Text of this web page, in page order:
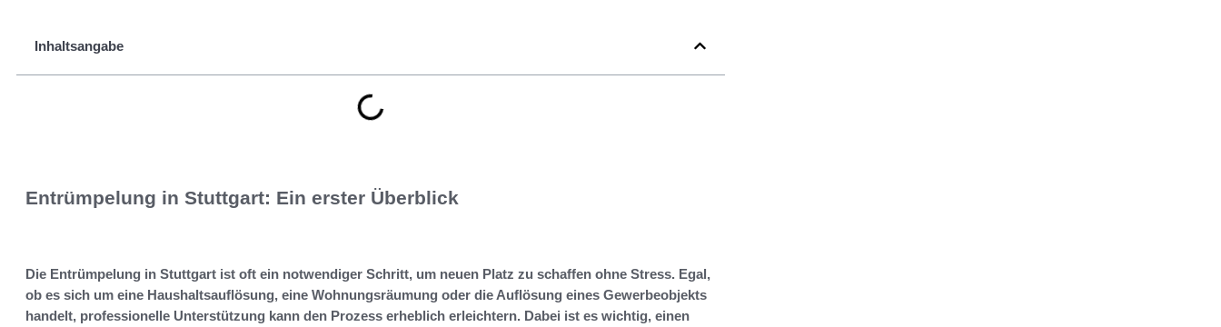
Inhaltsangabe
Entrümpelung in Stuttgart: Ein erster Überblick
Die Entrümpelung in Stuttgart ist oft ein notwendiger Schritt, um neuen Platz zu schaffen ohne Stress. Egal,
ob es sich um eine Haushaltsauflösung, eine Wohnungsräumung oder die Auflösung eines Gewerbeobjekts
handelt, professionelle Unterstützung kann den Prozess erheblich erleichtern. Dabei ist es wichtig, einen